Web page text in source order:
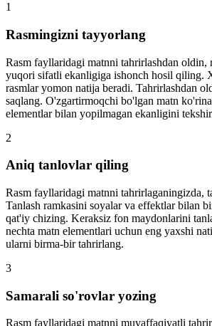
1
Rasmingizni tayyorlang
Rasm fayllaridagi matnni tahrirlashdan oldin,
yuqori sifatli ekanligiga ishonch hosil qiling.
rasmlar yomon natija beradi. Tahrirlashdan
saqlang. O'zgartirmoqchi bo'lgan matn
elementlar bilan yopilmagan ekanligini
2
Aniq tanlovlar qiling
Rasm fayllaridagi matnni tahrirlaganingizda,
Tanlash ramkasini soyalar va effektlar bilan
qat'iy chizing. Keraksiz fon maydonlarini
nechta matn elementlari uchun eng yaxshi
ularni birma-bir tahrirlang.
3
Samarali so'rovlar yozing
Rasm fayllaridagi matnni muvaffaqiyatli